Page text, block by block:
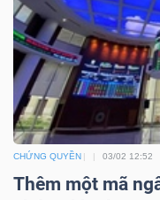
CHỨNG QUYỀN 03/02 12:52
Thêm một mã